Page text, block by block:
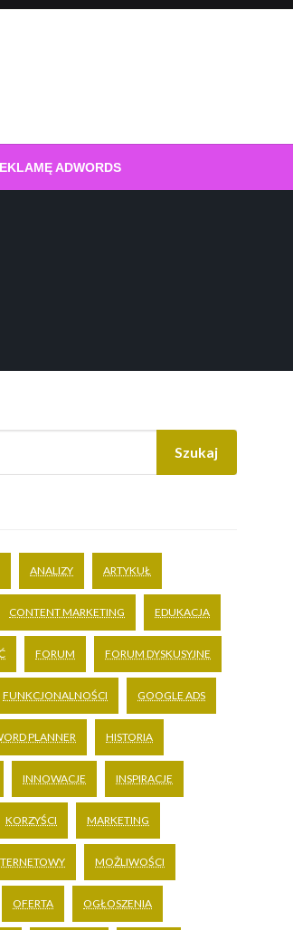
ADWORDS
Szukaj
ANALIZY ARTYKUŁ
CONTENT MARKETING EDUKACJA
FORUM FORUM DYSKUSYJNE
FUNKCJONALNOŚCI GOOGLE ADS
PLANNER HISTORIA
INNOWACJE INSPIRACJE
KORZYŚCI MARKETING
MOŻLIWOŚCI
OFERTA OGŁOSZENIA